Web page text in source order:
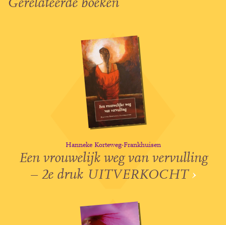
Gerelateerde boeken
Hanneke Korteweg-Frankhuisen
Een vrouwelijk weg van vervulling
– 2e druk UITVERKOCHT ›